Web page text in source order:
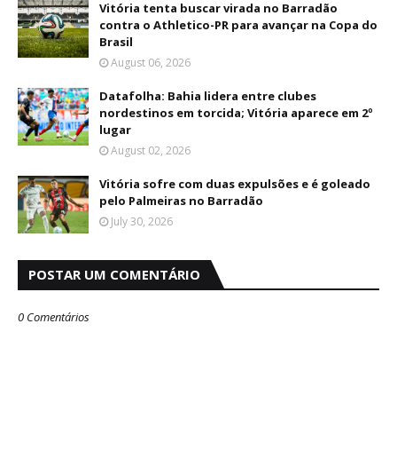
Vitória tenta buscar virada no Barradão
contra o Athletico-PR para avançar na Copa do
Brasil
August 06, 2026
Datafolha: Bahia lidera entre clubes
nordestinos em torcida; Vitória aparece em 2º
lugar
August 02, 2026
Vitória sofre com duas expulsões e é goleado
pelo Palmeiras no Barradão
July 30, 2026
POSTAR UM COMENTÁRIO
0 Comentários